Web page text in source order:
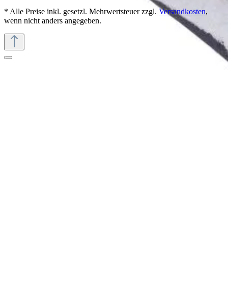
* Alle Preise inkl. gesetzl. Mehrwertsteuer zzgl. Versandkosten,
wenn nicht anders angegeben.